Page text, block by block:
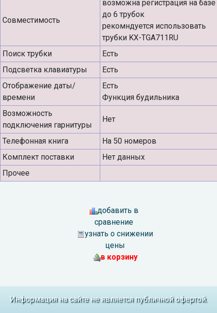
Совместимость
возможна регистрация на базе
до 6 трубок
рекомндуется использовать
трубки KX-TGA711RU
Поиск трубки
Есть
Подсветка клавиатуры
Есть
Отображение даты/
времени
Есть
Функция будильника
Возможность
подключения гарнитуры
Нет
Телефонная книга
На 50 номеров
Комплект поставки
Нет данных
Прочее
добавить в
сравнение
узнать о снижении
цены
в корзину
Информация на сайте не является публичной офертой.